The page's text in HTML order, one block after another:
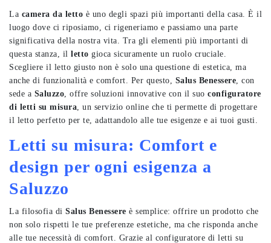
La camera da letto è uno degli spazi più importanti della casa. È il
luogo dove ci riposiamo, ci rigeneriamo e passiamo una parte
significativa della nostra vita. Tra gli elementi più importanti di
questa stanza, il letto gioca sicuramente un ruolo cruciale.
Scegliere il letto giusto non è solo una questione di estetica, ma
anche di funzionalità e comfort. Per questo, Salus Benessere , con
sede a Saluzzo , offre soluzioni innovative con il suo configuratore
di letti su misura , un servizio online che ti permette di progettare
il letto perfetto per te, adattandolo alle tue esigenze e ai tuoi gusti.
Letti su misura: Comfort e
design per ogni esigenza a
Saluzzo
La filosofia di Salus Benessere è semplice: offrire un prodotto che
non solo rispetti le tue preferenze estetiche, ma che risponda anche
alle tue necessità di comfort. Grazie al configuratore di letti su